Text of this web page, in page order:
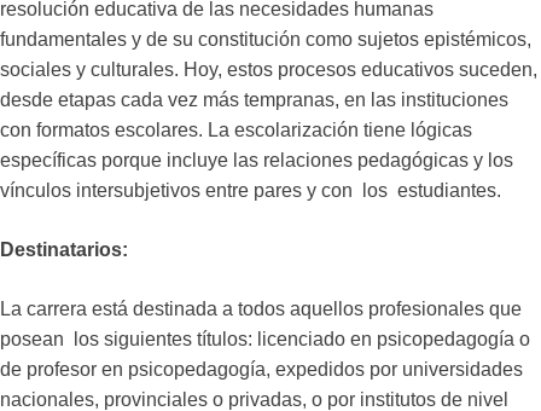
resolución educativa de las necesidades humanas
fundamentales y de su constitución como sujetos epistémicos,
sociales y culturales. Hoy, estos procesos educativos suceden,
desde etapas cada vez más tempranas, en las instituciones
con formatos escolares. La escolarización tiene lógicas
específicas porque incluye las relaciones pedagógicas y los
vínculos intersubjetivos entre pares y con los estudiantes.
Destinatarios:
La carrera está destinada a todos aquellos profesionales que
posean los siguientes títulos: licenciado en psicopedagogía o
de profesor en psicopedagogía, expedidos por universidades
nacionales, provinciales o privadas, o por institutos de nivel